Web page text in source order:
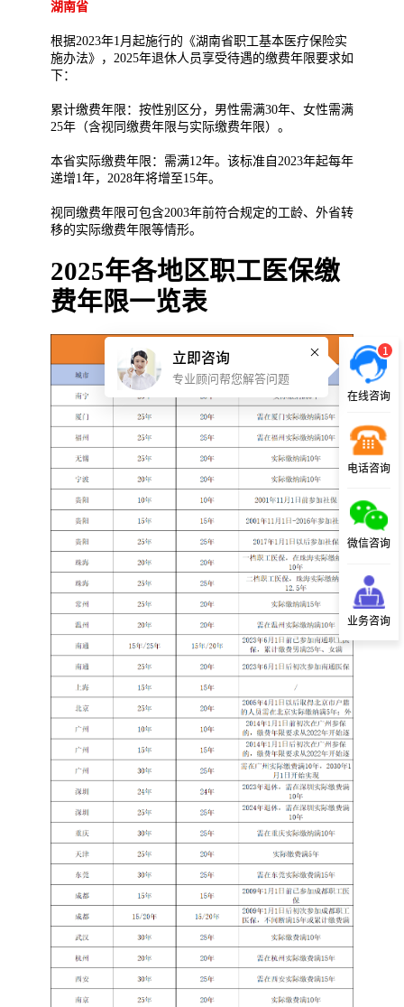
湖南省
根据2023年1月起施行的《湖南省职工基本医疗保险实
施办法》，2025年退休人员享受待遇的缴费年限要求如
下：
累计缴费年限：按性别区分，男性需满30年、女性需满
25年（含视同缴费年限与实际缴费年限）。
本省实际缴费年限：需满12年。该标准自2023年起每年
递增1年，2028年将增至15年。
视同缴费年限可包含2003年前符合规定的工龄、外省转
移的实际缴费年限等情形。
2025年各地区职工医保缴
费年限一览表
1
在线咨询
电话咨询
微信咨询
业务咨询
立即咨询
专业顾问帮您解答问题